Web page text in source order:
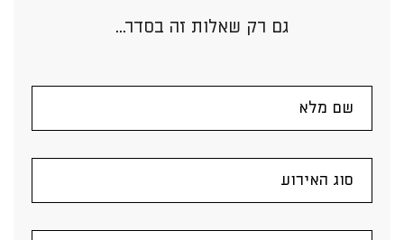
גם רק שאלות זה בסדר...